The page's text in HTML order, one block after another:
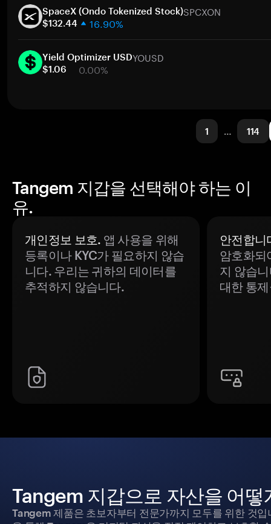
30일
시가총액
SpaceX (Ondo Tokenized Stock)SPCXON
$132.44 16.90%
30일
시가총액
Yield Optimizer USDYOUSD
$1.06 0.00%
1 … 114
Tangem 지갑을 선택해야 하는 이
유.
개인정보 보호. 앱 사용을 위해
등록이나 KYC가 필요하지 않습
니다. 우리는 귀하의 데이터를
추적하지 않습니다.
안전합니
암호화되
지 않습
대한 통
Tangem 지갑으로 자산을 어떻
Tangem 제품은 초보자부터 전문가까지 모두를 위한 것